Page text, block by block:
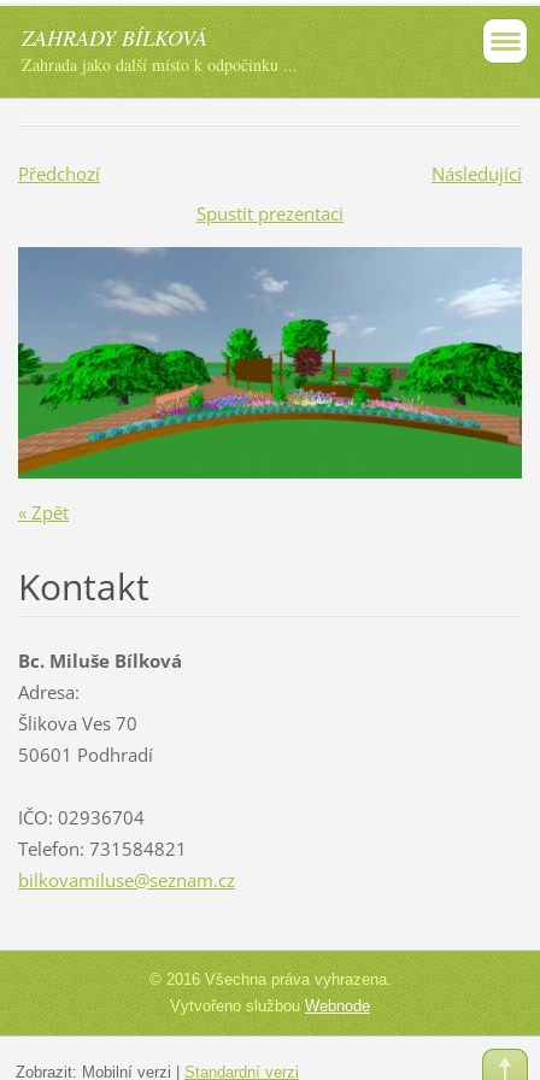
ZAHRADY BÍLKOVÁ
Zahrada jako další místo k odpočinku ...
Předchozí
Následující
Spustit prezentaci
« Zpět
Kontakt
Bc. Miluše Bílková
Adresa:
Šlikova Ves 70
50601 Podhradí
IČO: 02936704
Telefon: 731584821
bilkovamiluse@seznam.cz
© 2016 Všechna práva vyhrazena.
Vytvořeno službouWebnode
Zobrazit: Mobilní verzi Standardní verzi